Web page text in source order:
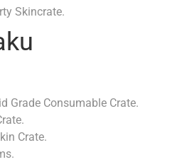
Skincrate.
Grade Consumable Crate.
Crate.